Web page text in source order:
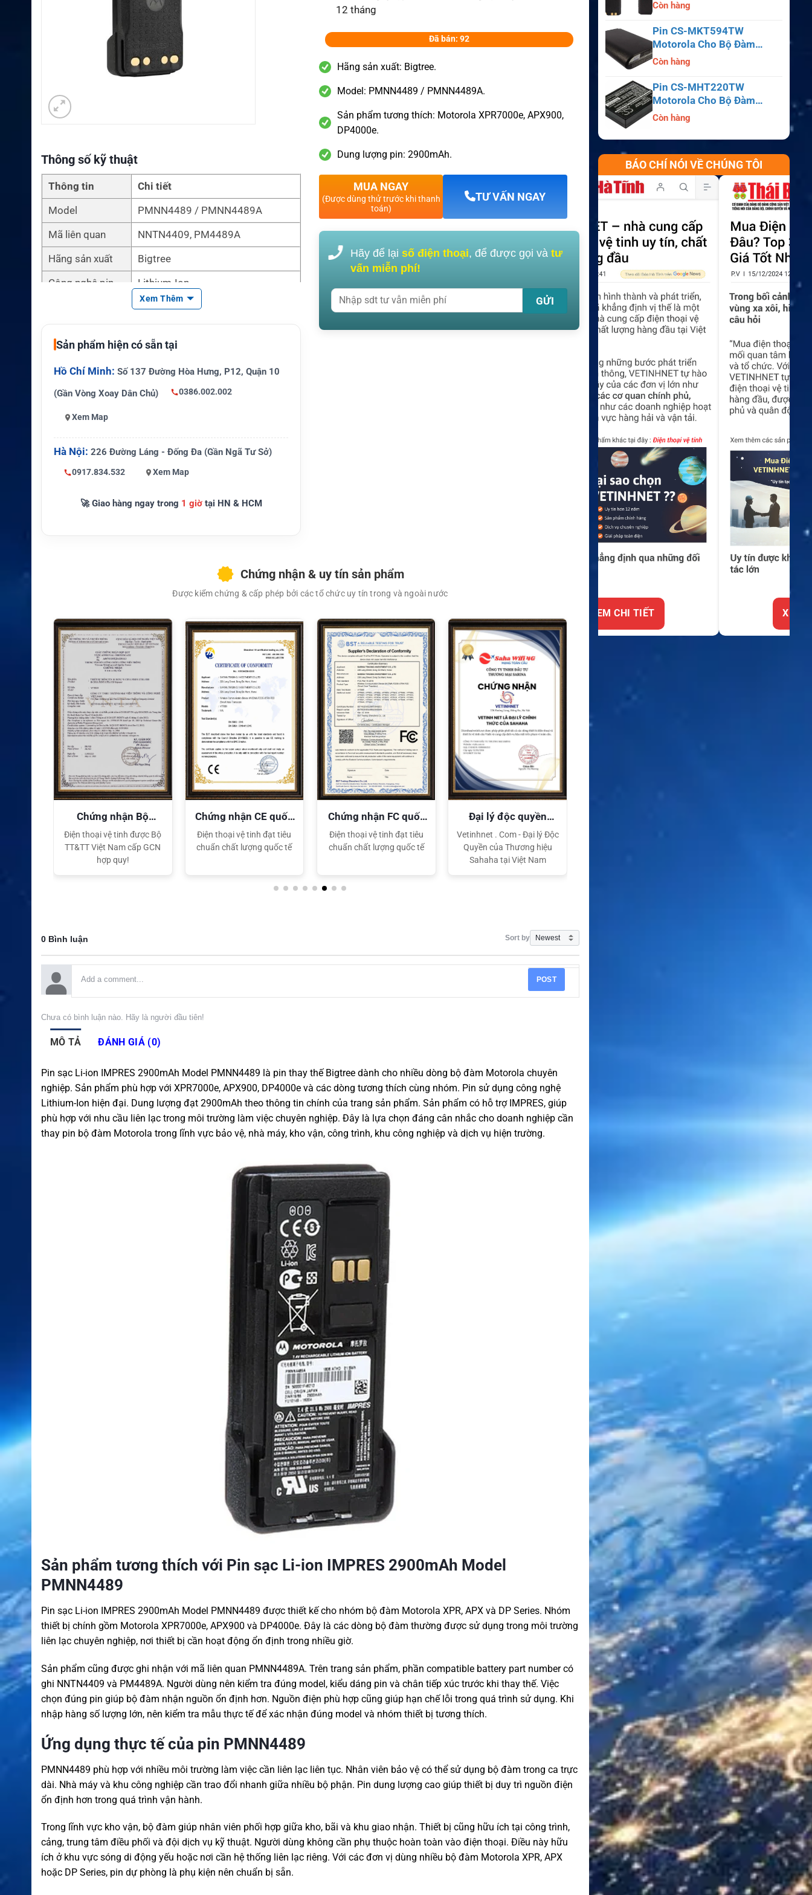
Thông số kỹ thuật
Thông tin
Chi tiết
Model
PMNN4489 / PMNN4489A
Mã liên quan
NNTN4409, PM4489A
Hãng sản xuất
Bigtree
Công nghệ pin
Lithium-Ion
IMPRES
Dung lượng
2900mAh
ích
000e
Xem Thêm
Sản phẩm hiện có sẵn tại
Hồ Chí Minh: Số 137 Đường Hòa Hưng, P12, Quận 10
(Gần Vòng Xoay Dân Chủ)
0386.002.002
Xem Map
Hà Nội: 226 Đường Láng - Đống Đa (Gần Ngã Tư Sở)
0917.834.532 Xem Map
🚀 Giao hàng ngay trong 1 giờtại HN & HCM
12 tháng
Đã bán: 92
Hãng sản xuất: Bigtree.
Model: PMNN4489 / PMNN4489A.
Sản phẩm tương thích: Motorola XPR7000e, APX900,
DP4000e.
Dung lượng pin: 2900mAh.
MUA NGAY
(Được dùng thử trước khi thanh
toán)
TƯ VẤN NGAY
Hãy để lạisố điện thoại, để được gọi vàtư
vấn miễn phí!
Chứng nhận & uy tín sản phẩm
Được kiểm chứng & cấp phép bởi các tổ chức uy tín trong và ngoài nước
Chứng nhận Bộ
TT&TT
Điện thoại vệ tinh được Bộ
TT&TT Việt Nam cấp GCN
hợp quy!
Chứng nhận CE quốc
tế
Điện thoại vệ tinh đạt tiêu
chuẩn chất lượng quốc tế
Chứng nhận FC quốc
tế
Điện thoại vệ tinh đạt tiêu
chuẩn chất lượng quốc tế
Đại lý độc quyền
Sahaha
Vetinhnet . Com - Đại lý Độc
Quyền của Thương hiệu
Sahaha tại Việt Nam
0 Bình luận Sort by
POST
Chưa có bình luận nào. Hãy là người đầu tiên!
MÔ TẢ ĐÁNH GIÁ (0)
Pin sạc Li-ion IMPRES 2900mAh Model PMNN4489 là pin thay thế Bigtree dành cho nhiều dòng bộ đàm Motorola chuyên
nghiệp. Sản phẩm phù hợp với XPR7000e, APX900, DP4000e và các dòng tương thích cùng nhóm. Pin sử dụng công nghệ
Lithium-Ion hiện đại. Dung lượng đạt 2900mAh theo thông tin chính của trang sản phẩm. Sản phẩm có hỗ trợ IMPRES, giúp
phù hợp với nhu cầu liên lạc trong môi trường làm việc chuyên nghiệp. Đây là lựa chọn đáng cân nhắc cho doanh nghiệp cần
thay pin bộ đàm Motorola trong lĩnh vực bảo vệ, nhà máy, kho vận, công trình, khu công nghiệp và dịch vụ hiện trường.
Sản phẩm tương thích với Pin sạc Li-ion IMPRES 2900mAh Model
PMNN4489
Pin sạc Li-ion IMPRES 2900mAh Model PMNN4489 được thiết kế cho nhóm bộ đàm Motorola XPR, APX và DP Series. Nhóm
thiết bị chính gồm Motorola XPR7000e, APX900 và DP4000e. Đây là các dòng bộ đàm thường được sử dụng trong môi trường
liên lạc chuyên nghiệp, nơi thiết bị cần hoạt động ổn định trong nhiều giờ.
Sản phẩm cũng được ghi nhận với mã liên quan PMNN4489A. Trên trang sản phẩm, phần compatible battery part number có
ghi NNTN4409 và PM4489A. Người dùng nên kiểm tra đúng model, kiểu dáng pin và chân tiếp xúc trước khi thay thế. Việc
chọn đúng pin giúp bộ đàm nhận nguồn ổn định hơn. Nguồn điện phù hợp cũng giúp hạn chế lỗi trong quá trình sử dụng. Khi
nhập hàng số lượng lớn, nên kiểm tra mẫu thực tế để xác nhận đúng model và nhóm thiết bị tương thích.
Ứng dụng thực tế của pin PMNN4489
PMNN4489 phù hợp với nhiều môi trường làm việc cần liên lạc liên tục. Nhân viên bảo vệ có thể sử dụng bộ đàm trong ca trực
dài. Nhà máy và khu công nghiệp cần trao đổi nhanh giữa nhiều bộ phận. Pin dung lượng cao giúp thiết bị duy trì nguồn điện
ổn định hơn trong quá trình vận hành.
Trong lĩnh vực kho vận, bộ đàm giúp nhân viên phối hợp giữa kho, bãi và khu giao nhận. Thiết bị cũng hữu ích tại công trình,
cảng, trung tâm điều phối và đội dịch vụ kỹ thuật. Người dùng không cần phụ thuộc hoàn toàn vào điện thoại. Điều này hữu
ích ở khu vực sóng di động yếu hoặc nơi cần hệ thống liên lạc riêng. Với các đơn vị dùng nhiều bộ đàm Motorola XPR, APX
hoặc DP Series, pin dự phòng là phụ kiện nên chuẩn bị sẵn.
APX8000, SRX2200
Còn hàng
Pin CS-MKT594TW
Motorola Cho Bộ Đàm
Astro Saber, MX1000,
Còn hàng
Pin CS-MHT220TW
Motorola Cho Bộ Đàm
MT700, HT210, HT220,
Còn hàng
BÁO CHÍ NÓI VỀ CHÚNG TÔI